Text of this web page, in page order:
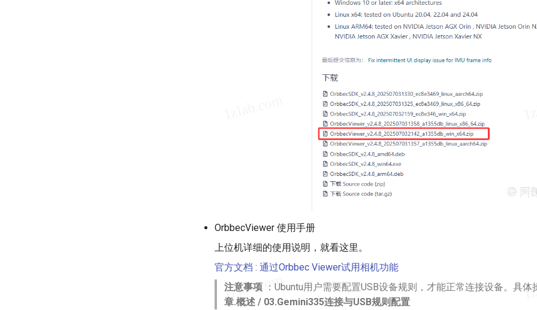
OrbbecViewer 使用手册
上位机详细的使用说明，就看这里。
官方文档 : 通过Orbbec Viewer试用相机功能
注意事项 ：Ubuntu用户需要配置USB设备规则，才能正常连接设备。具
章.概述 / 03.Gemini335连接与USB规则配置